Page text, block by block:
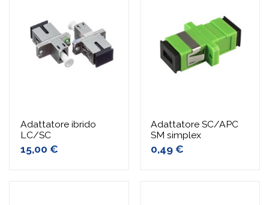
Adattatore ibrido
LC/SC
15,00 €
Adattatore SC/APC
SM simplex
0,49 €